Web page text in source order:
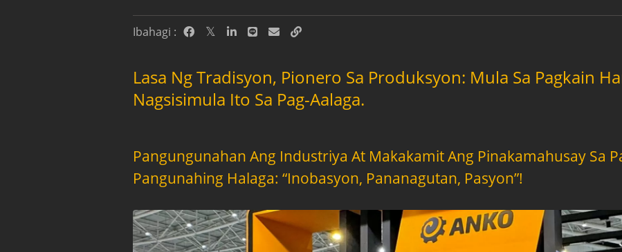
Ibahagi :
Lasa Ng Tradisyon, Pionero Sa Produksyon: Mula Sa Pagkain
Nagsisimula Ito Sa Pag-Aalaga.
Pangungunahan Ang Industriya At Makakamit Ang Pinakamahusay Sa
Pangunahing Halaga: “Inobasyon, Pananagutan, Pasyon”!